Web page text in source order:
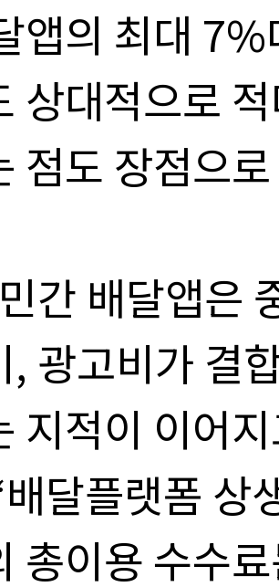
앱의 최대 7%
상대적으로
점도 장점으
간 배달앱은
, 광고비가 결
지적이 이어
배달플랫폼 상
총이용 수수